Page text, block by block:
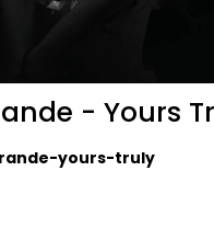
- Yours
yours-truly